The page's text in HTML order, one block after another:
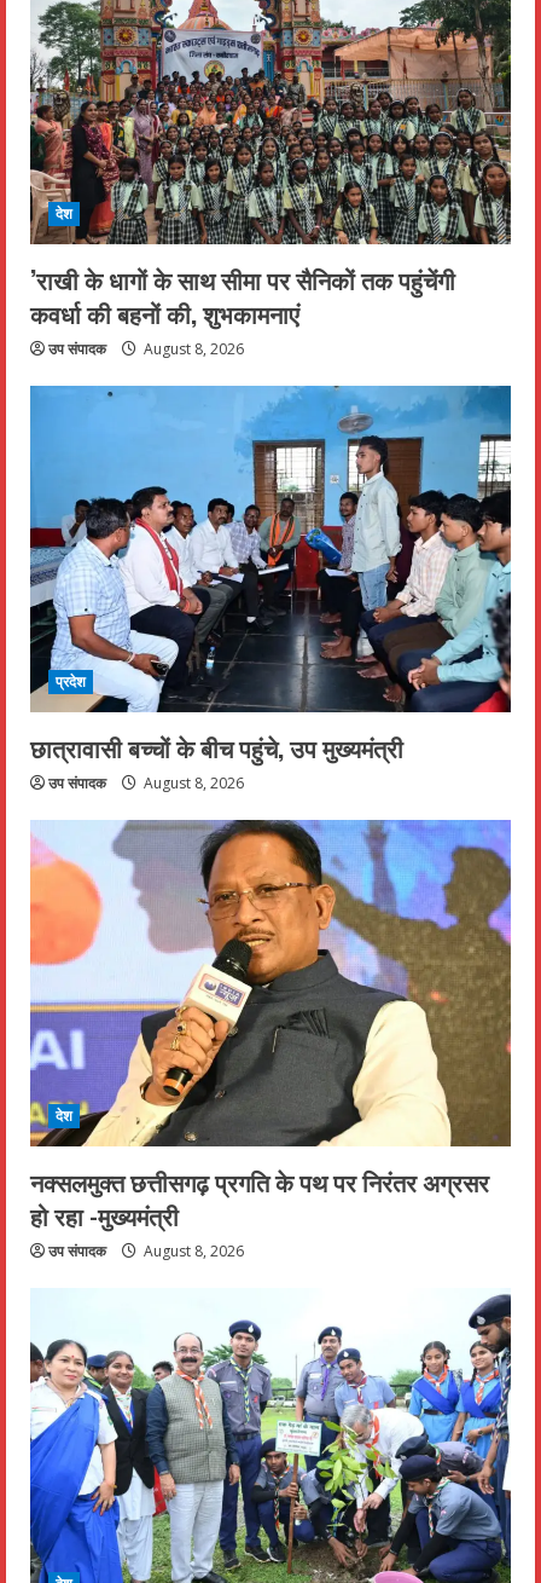
देश
’राखी के धागों के साथ सीमा पर सैनिकों तक पहुंचेंगी
कवर्धा की बहनों की, शुभकामनाएं
उप संपादक August 8, 2026
प्रदेश
छात्रावासी बच्चों के बीच पहुंचे, उप मुख्यमंत्री
उप संपादक August 8, 2026
देश
नक्सलमुक्त छत्तीसगढ़ प्रगति के पथ पर निरंतर अग्रसर
हो रहा -मुख्यमंत्री
उप संपादक August 8, 2026